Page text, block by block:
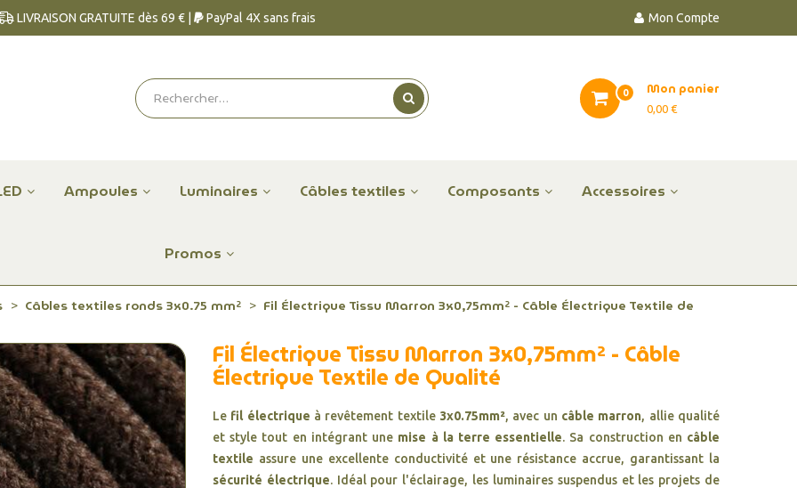
Mon Compte
LIVRAISON GRATUITE dès 69 € | PayPal 4X sans frais
Mon panier
0,00 €
0
Ampoules Luminaires Câbles textiles Composants Accessoires
Promos
Câbles textiles ronds 3x0.75 mm² Fil Électrique Tissu Marron 3x0,75mm² - Câble Électrique Textile de
Fil Électrique Tissu Marron 3x0,75mm² - Câble
Électrique Textile de Qualité
Le fil électrique à revêtement textile 3x0.75mm², avec un câble marron, allie qualité
et style tout en intégrant une mise à la terre essentielle. Sa construction en câble
textile assure une excellente conductivité et une résistance accrue, garantissant la
sécurité électrique. Idéal pour l'éclairage, les luminaires suspendus et les projets de